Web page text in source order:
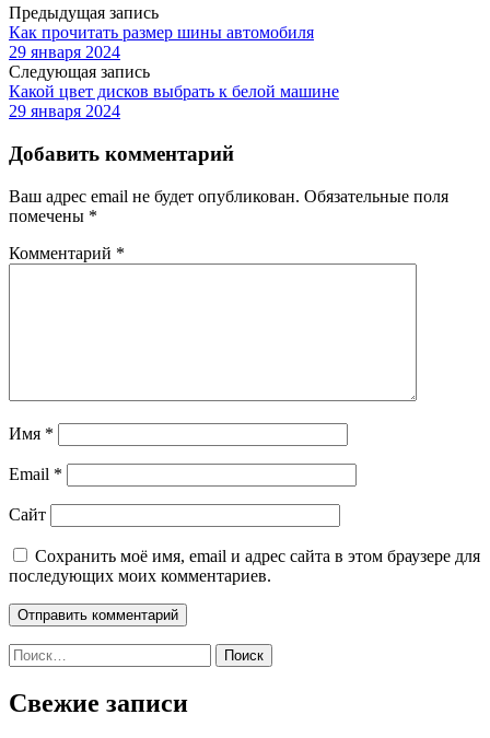
Предыдущая запись
Как прочитать размер шины автомобиля
29 января 2024
Следующая запись
Какой цвет дисков выбрать к белой машине
29 января 2024
Добавить комментарий
Ваш адрес email не будет опубликован. Обязательные поля
помечены *
Комментарий *
Имя *
Email *
Сайт
Сохранить моё имя, email и адрес сайта в этом браузере для
последующих моих комментариев.
Найти:
Свежие записи